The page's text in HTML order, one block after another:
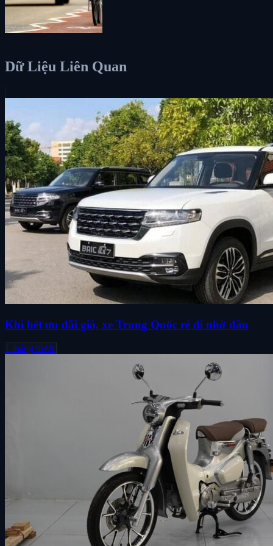
Dữ Liệu Liên Quan
Khi hết ưu đãi giá, xe Trung Quốc rẻ đi nhờ đâu
1 tháng trước